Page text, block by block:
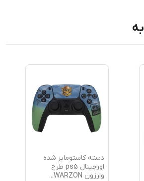
دسته کاستومایز شده
اورجینال ps5 طرح
وارزون WARZON
...